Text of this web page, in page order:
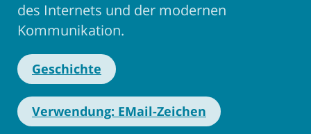
des Internets und der modernen
Kommunikation.
Geschichte
Verwendung: EMail-Zeichen